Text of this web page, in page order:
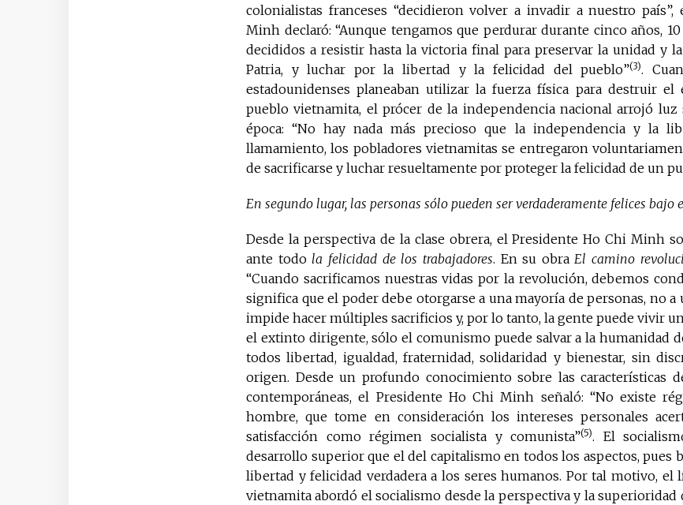
colonialistas franceses “decidieron volver a invadir a nuestro
Minh declaró: “Aunque tengamos que perdurar durante cinco años,
decididos a resistir hasta la victoria final para preservar la unidad y
Patria, y luchar por la libertad y la felicidad del pueblo”(3).
estadounidenses planeaban utilizar la fuerza física para destruir
pueblo vietnamita, el prócer de la independencia nacional arrojó luz
época: “No hay nada más precioso que la independencia y la
llamamiento, los pobladores vietnamitas se entregaron
de sacrificarse y luchar resueltamente por proteger la felicidad de un
En segundo lugar, las personas sólo pueden ser verdaderamente felices bajo
Desde la perspectiva de la clase obrera, el Presidente Ho Chi Minh
ante todo la felicidad de los trabajadores. En su obraEl camino
“Cuando sacrificamos nuestras vidas por la revolución, debemos
significa que el poder debe otorgarse a una mayoría de personas, no a
impide hacer múltiples sacrificios y, por lo tanto, la gente puede vivir
el extinto dirigente, sólo el comunismo puede salvar a la humanidad
todos libertad, igualdad, fraternidad, solidaridad y bienestar, sin
origen. Desde un profundo conocimiento sobre las características
contemporáneas, el Presidente Ho Chi Minh señaló: “No existe
hombre, que tome en consideración los intereses personales
satisfacción como régimen socialista y comunista”(5). El
desarrollo superior que el del capitalismo en todos los aspectos, pues
libertad y felicidad verdadera a los seres humanos. Por tal motivo, el
vietnamita abordó el socialismo desde la perspectiva y la